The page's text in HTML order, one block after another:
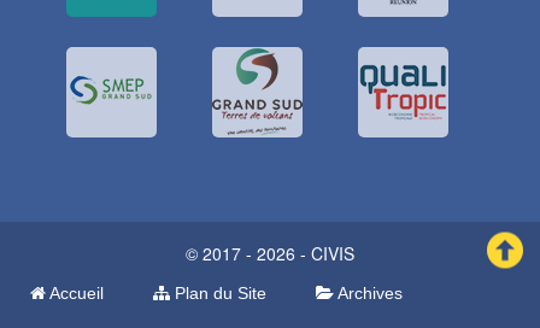
© 2017 - 2026 - CIVIS
Accueil Plan du Site Archives